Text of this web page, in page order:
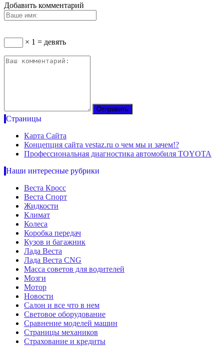
Добавить комментарий
× 1 = девять
Страницы
Карта Сайта
Концепция сайта vestaz.ru о чем мы и зачем!?
Профессиональная диагностика автомобиля TOYOTA
Наши интересные рубрики
Веста Кросс
Веста Спорт
Жидкости
Климат
Колеса
Коробка передач
Кузов и багажник
Лада Веста
Лада Веста CNG
Масса советов для водителей
Мозги
Мотор
Новости
Салон и все что в нем
Световое оборудование
Сравнение моделей машин
Страницы механиков
Страхование и кредиты